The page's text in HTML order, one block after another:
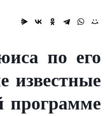
по его
известные
программе